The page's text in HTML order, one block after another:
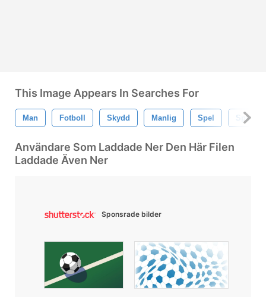
This Image Appears In Searches For
Man Fotboll Skydd Manlig Spel Sport
Användare Som Laddade Ner Den Här Filen
Laddade Även Ner
Sponsrade bilder